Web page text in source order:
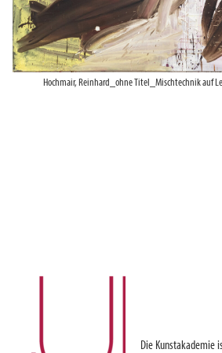
Hochmair, Reinhard_ohne Titel_Mischtechnik auf
Die Kunstakademie